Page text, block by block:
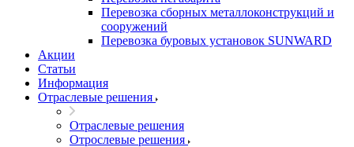
Перевозка сборных металлоконструкций и
сооружений
Перевозка буровых установок SUNWARD
Акции
Статьи
Информация
Отраслевые решения
Отраслевые решения
Отрослевые решения